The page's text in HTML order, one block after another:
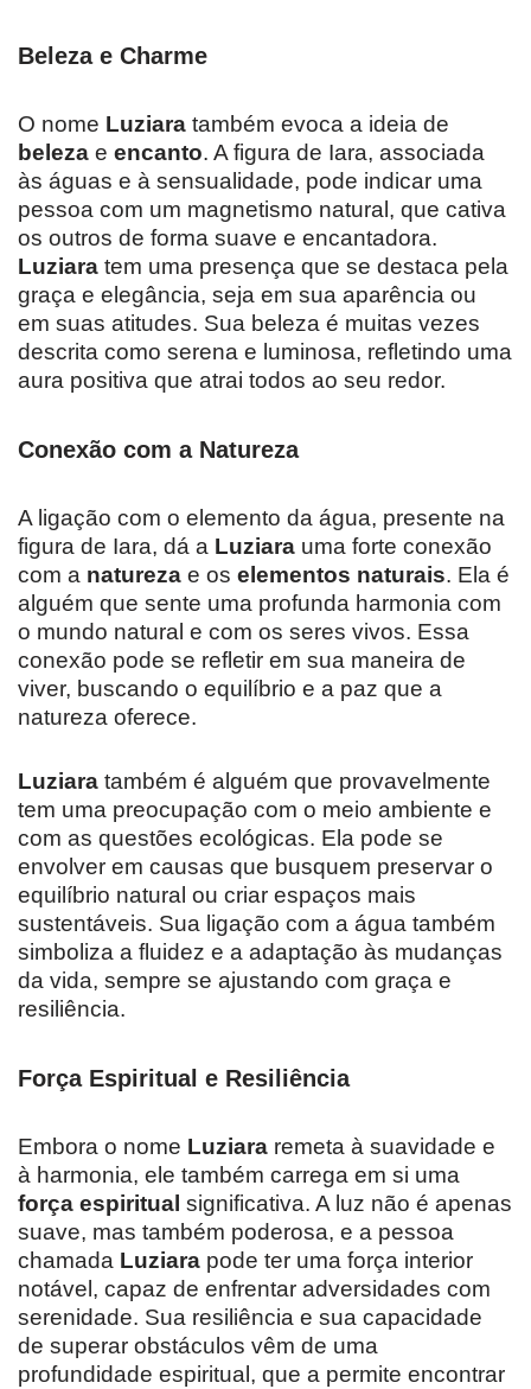
Beleza e Charme
O nome Luziara também evoca a ideia de
beleza e encanto. A figura de Iara, associada
às águas e à sensualidade, pode indicar uma
pessoa com um magnetismo natural, que cativa
os outros de forma suave e encantadora.
Luziara tem uma presença que se destaca pela
graça e elegância, seja em sua aparência ou
em suas atitudes. Sua beleza é muitas vezes
descrita como serena e luminosa, refletindo uma
aura positiva que atrai todos ao seu redor.
Conexão com a Natureza
A ligação com o elemento da água, presente na
figura de Iara, dá a Luziara uma forte conexão
com a natureza e os elementos naturais. Ela é
alguém que sente uma profunda harmonia com
o mundo natural e com os seres vivos. Essa
conexão pode se refletir em sua maneira de
viver, buscando o equilíbrio e a paz que a
natureza oferece.
Luziara também é alguém que provavelmente
tem uma preocupação com o meio ambiente e
com as questões ecológicas. Ela pode se
envolver em causas que busquem preservar o
equilíbrio natural ou criar espaços mais
sustentáveis. Sua ligação com a água também
simboliza a fluidez e a adaptação às mudanças
da vida, sempre se ajustando com graça e
resiliência.
Força Espiritual e Resiliência
Embora o nome Luziara remeta à suavidade e
à harmonia, ele também carrega em si uma
força espiritual significativa. A luz não é apenas
suave, mas também poderosa, e a pessoa
chamada Luziara pode ter uma força interior
notável, capaz de enfrentar adversidades com
serenidade. Sua resiliência e sua capacidade
de superar obstáculos vêm de uma
profundidade espiritual, que a permite encontrar